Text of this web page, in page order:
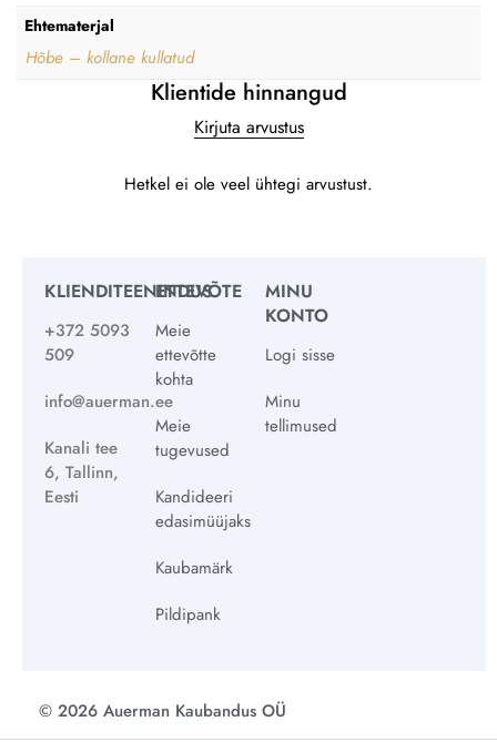
Ehtematerjal
Hõbe – kollane kullatud
Klientide hinnangud
Kirjuta arvustus
Hetkel ei ole veel ühtegi arvustust.
KLIENDITEENINDUS
+372 5093
509
info@auerman.ee
Kanali tee
6, Tallinn,
Eesti
ETTEVÕTE
Meie
ettevõtte
kohta
Meie
tugevused
Kandideeri
edasimüüjaks
Kaubamärk
Pildipank
MINU
KONTO
Logi sisse
Minu
tellimused
© 2026 Auerman Kaubandus OÜ